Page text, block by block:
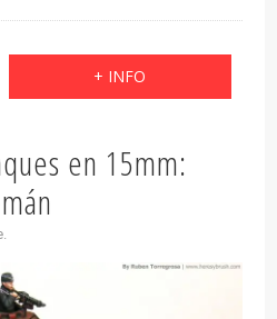
+ INFO
en 15mm: